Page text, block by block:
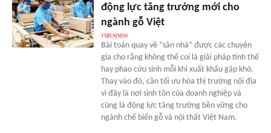
động lực tăng trưởng mới cho
ngành gỗ Việt
Bài toán quay về “sân nhà” được các chuyên
gia cho rằng không thể coi là giải pháp tình thế
hay phao cứu sinh mỗi khi xuất khẩu gặp khó.
Thay vào đó, cần tối ưu hóa thị trường nội địa
vì đây là nơi sinh tồn của doanh nghiệp và
cũng là động lực tăng trưởng bền vững cho
ngành chế biến gỗ và nội thất Việt Nam.